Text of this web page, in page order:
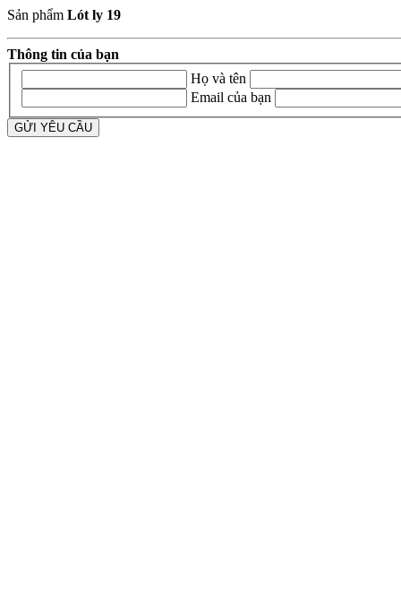
Sản phẩm Lót ly 19
Thông tin của bạn
Họ và tên
Email của bạn
GỬI YÊU CẦU